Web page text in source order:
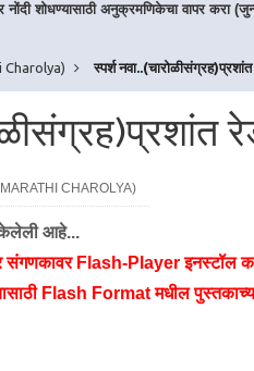
शोधण्यासाठी अनुक्रमणिकेचा वापर
Charolya) स्पर्श
CHAROLYA)
केलेली आहे...
संगणकावर Flash-Player इनस्टॉल
Flash Format मधील